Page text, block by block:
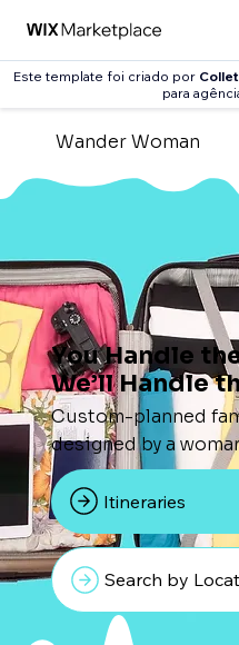
Este template foi criado por
para